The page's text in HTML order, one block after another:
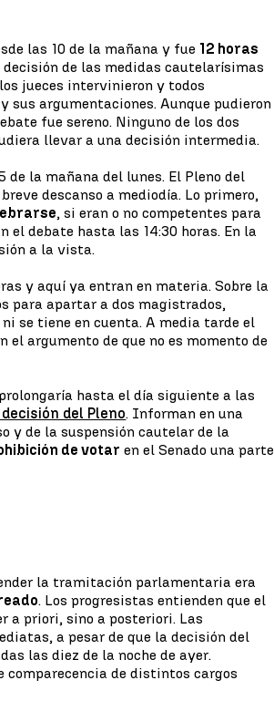
las 10 de la mañana y fue 12 horas
decisión de las medidas cautelarísimas
jueces intervinieron y todos
sus argumentaciones. Aunque pudieron
fue sereno. Ninguno de los dos
llevar a una decisión intermedia.
de la mañana del lunes. El Pleno del
descanso a mediodía. Lo primero,
, si eran o no competentes para
el debate hasta las 14:30 horas. En la
a la vista.
y aquí ya entran en materia. Sobre la
para apartar a dos magistrados,
se tiene en cuenta. A media tarde el
el argumento de que no es momento de
hasta el día siguiente a las
del Pleno. Informan en una
y de la suspensión cautelar de la
de votar en el Senado una parte
la tramitación parlamentaria era
. Los progresistas entienden que el
a priori, sino a posteriori. Las
a pesar de que la decisión del
las diez de la noche de ayer.
de distintos cargos